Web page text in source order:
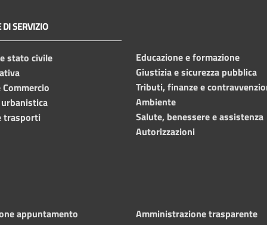
DI SERVIZIO
stato civile
trasporti
Educazione e formazione
Giustizia e sicurezza pubblica
Tributi, finanze e
Ambiente
Salute, benessere e assistenza
Autorizzazioni
appuntamento
Amministrazione trasparente